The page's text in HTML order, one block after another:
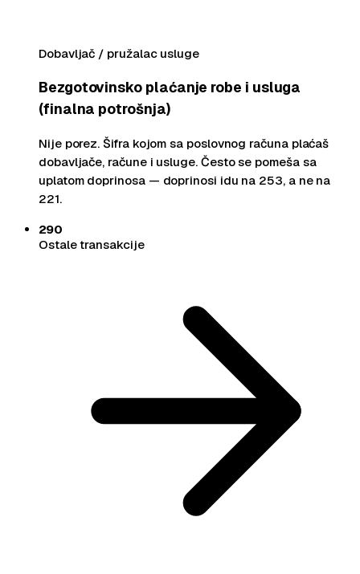
Dobavljač / pružalac usluge
Bezgotovinsko plaćanje robe i usluga
(finalna potrošnja)
Nije porez. Šifra kojom sa poslovnog računa plaćaš
dobavljače, račune i usluge. Često se pomeša sa
uplatom doprinosa — doprinosi idu na 253, a ne na
221.
290
Ostale transakcije